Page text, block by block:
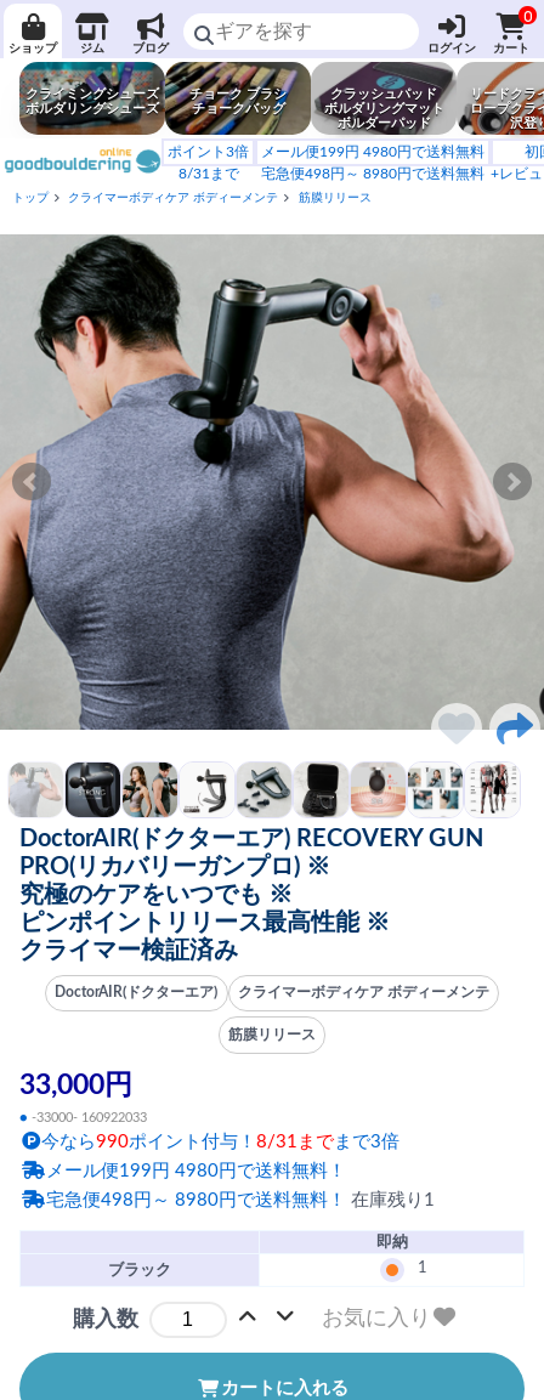
ショップ ジム ブログ ログイン
0
カート
クライミングシューズ
ボルダリングシューズ
チョーク ブラシ
チョークバッグ
クラッシュパッド
ボルダリングマット
ボルダーパッド
リードクラ
ロープクラ
沢登
ポイント3倍
8/31まで
メール便199円 4980円で送料無料
宅急便498円～ 8980円で送料無料
初
+レビ
トップ クライマーボディケア ボディーメンテ 筋膜リリース
DoctorAIR(ドクターエア) RECOVERY GUN
PRO(リカバリーガンプロ) ※
究極のケアをいつでも ※
ピンポイントリリース最高性能 ※
クライマー検証済み
DoctorAIR(ドクターエア) クライマーボディケア ボディーメンテ
筋膜リリース
33,000円
● -33000- 160922033
今なら990ポイント付与！ 8/31まで まで3倍
メール便199円 4980円で送料無料！
宅急便498円～ 8980円で送料無料！ 在庫残り1
即納
ブラック
1
購入数 お気に入り
カートに入れる